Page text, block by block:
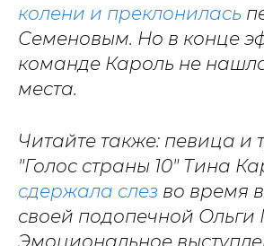
колени и преклонилась
Семеновым. Но в конце
команде Кароль не
места.
Читайте также: певица и
"Голос страны 10" Тина
сдержала слез во время
своей подопечной Ольги
Эмоциональное